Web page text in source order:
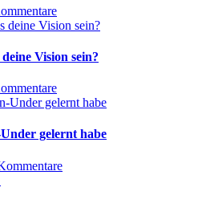
Vision sein?
gelernt habe